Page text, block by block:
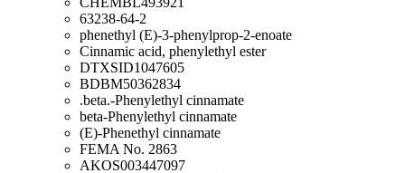
63238-64-2
phenethyl (E)-3-phenylprop-2-enoate
Cinnamic acid, phenylethyl ester
DTXSID1047605
BDBM50362834
.beta.-Phenylethyl cinnamate
beta-Phenylethyl cinnamate
(E)-Phenethyl cinnamate
FEMA No. 2863
AKOS003447097